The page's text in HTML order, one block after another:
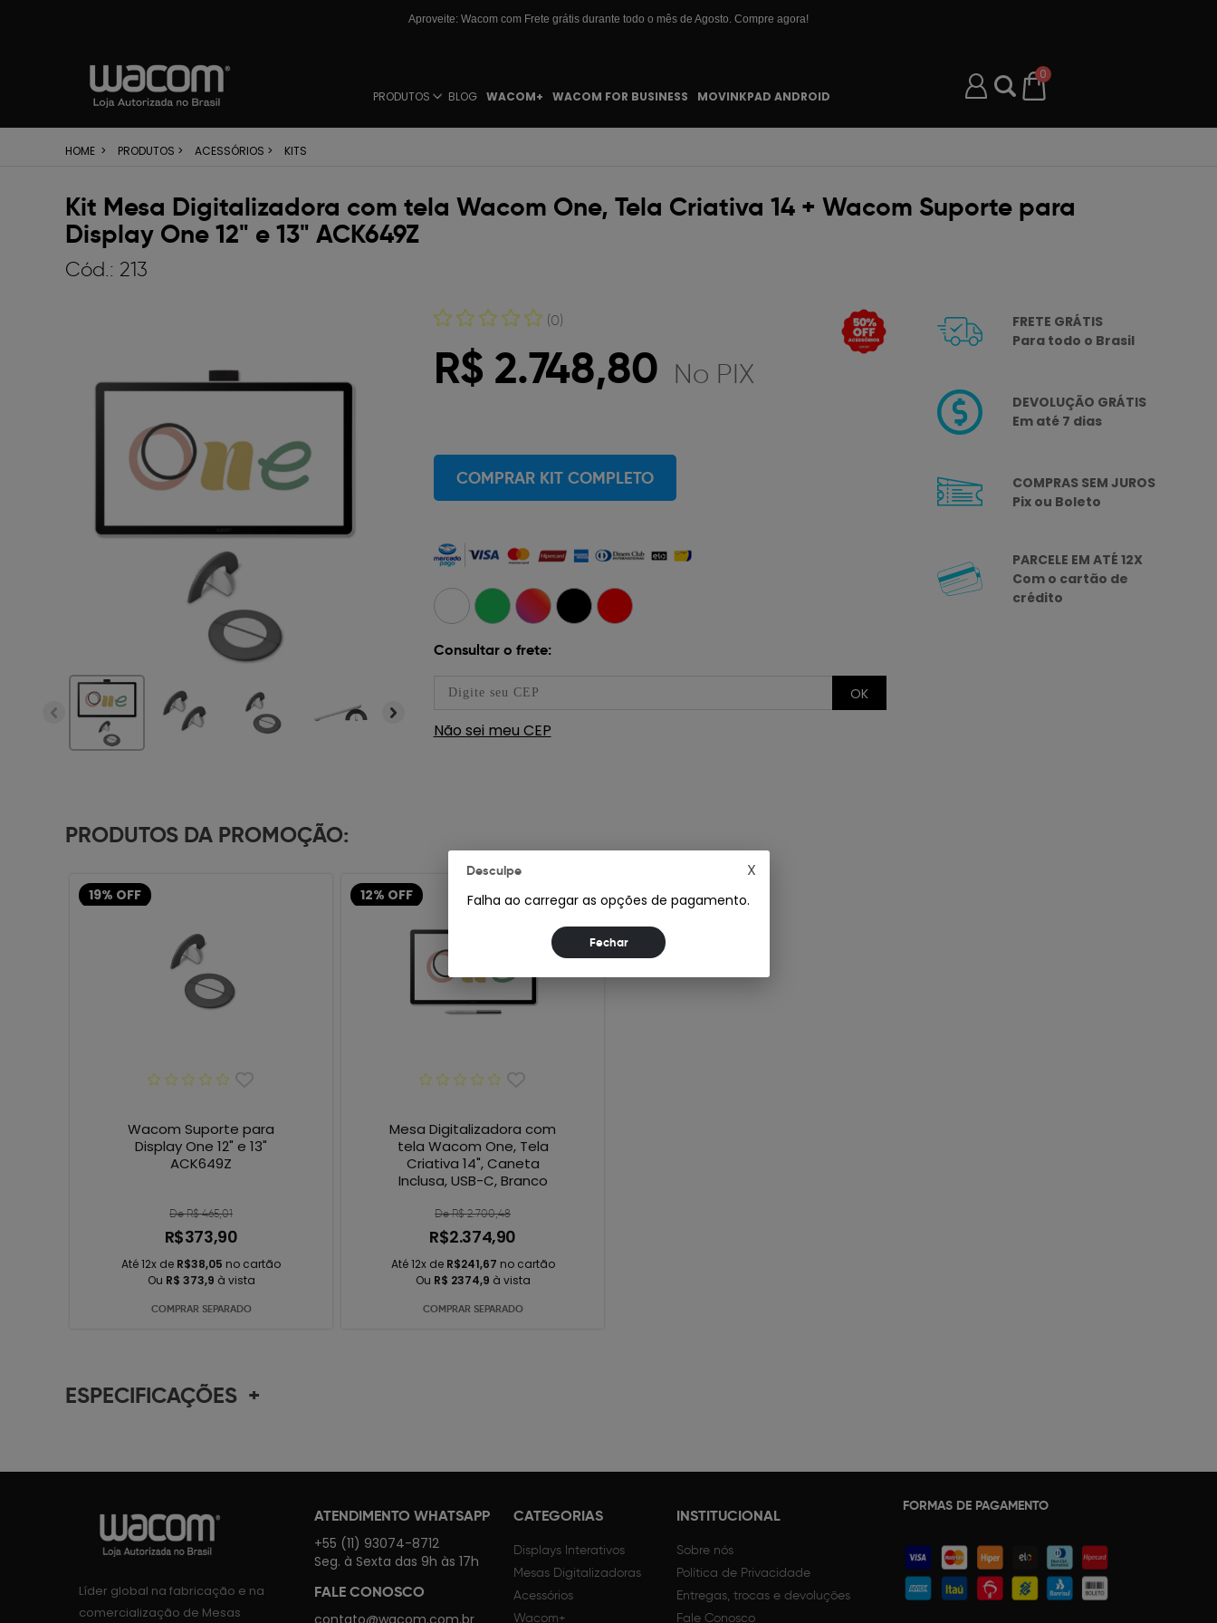
Aproveite: Wacom com Frete grátis durante todo o mês de Agosto. Compre agora!
PRODUTOS BLOG WACOM+ WACOM FOR BUSINESS MOVINKPAD ANDROID
0
HOME > PRODUTOS > ACESSÓRIOS > KITS
Kit Mesa Digitalizadora com tela Wacom One, Tela Criativa 14 + Wacom Suporte para
Display One 12" e 13" ACK649Z
Cód.: 213
(0)
R$ 2.748,80 No PIX
COMPRAR KIT COMPLETO
Consultar o frete:
OK
Não sei meu CEP
FRETE GRÁTIS
Para todo o Brasil
DEVOLUÇÃO GRÁTIS
Em até 7 dias
COMPRAS SEM JUROS
Pix ou Boleto
PARCELE EM ATÉ 12X
Com o cartão de
crédito
PRODUTOS DA PROMOÇÃO:
19% OFF
Wacom Suporte para
Display One 12" e 13"
ACK649Z
De R$ 465,01
R$373,90
Até 12x de R$38,05 no cartão
Ou R$ 373,9 à vista
COMPRAR SEPARADO
12% OFF
Mesa Digitalizadora com
tela Wacom One, Tela
Criativa 14", Caneta
Inclusa, USB-C, Branco
De R$ 2.700,48
R$2.374,90
Até 12x de R$241,67 no cartão
Ou R$ 2374,9 à vista
COMPRAR SEPARADO
ESPECIFICAÇÕES +
Líder global na fabricação e na
comercialização de Mesas
ATENDIMENTO WHATSAPP
+55 (11) 93074-8712
Seg. à Sexta das 9h às 17h
FALE CONOSCO
CATEGORIAS
Displays Interativos
Mesas Digitalizadoras
Acessórios
Wacom+
INSTITUCIONAL
Sobre nós
Política de Privacidade
Entregas, trocas e devoluções
Fale Conosco
FORMAS DE PAGAMENTO
Desculpe
Falha ao carregar as opções de pagamento.
X